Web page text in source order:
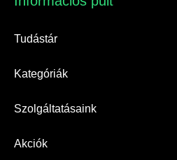
Tudástár
Kategóriák
Szolgáltatásaink
Akciók